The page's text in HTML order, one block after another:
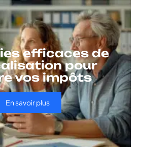
efficaces de
pour
vos impôts
En savoir plus